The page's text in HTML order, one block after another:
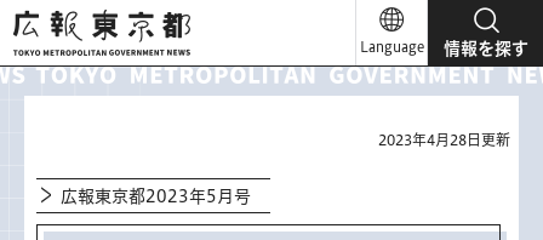
広報東京都
Language 情報を探す
2023年4月28日更新
広報東京都2023年5月号